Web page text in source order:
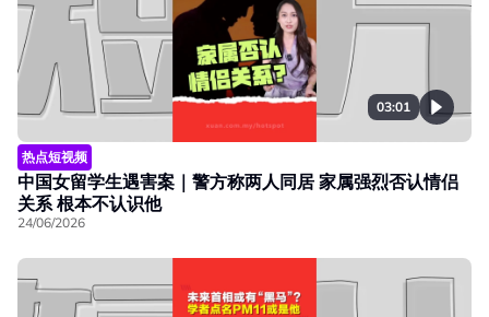
03:01
热点短视频
中国女留学生遇害案｜警方称两人同居 家属强烈否认情侣
关系 根本不认识他
24/06/2026